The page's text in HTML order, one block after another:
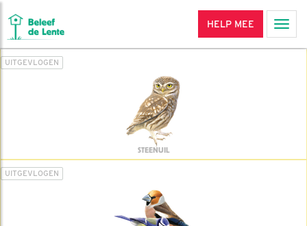
HELP MEE
UITGEVLOGEN
STEENUIL
UITGEVLOGEN